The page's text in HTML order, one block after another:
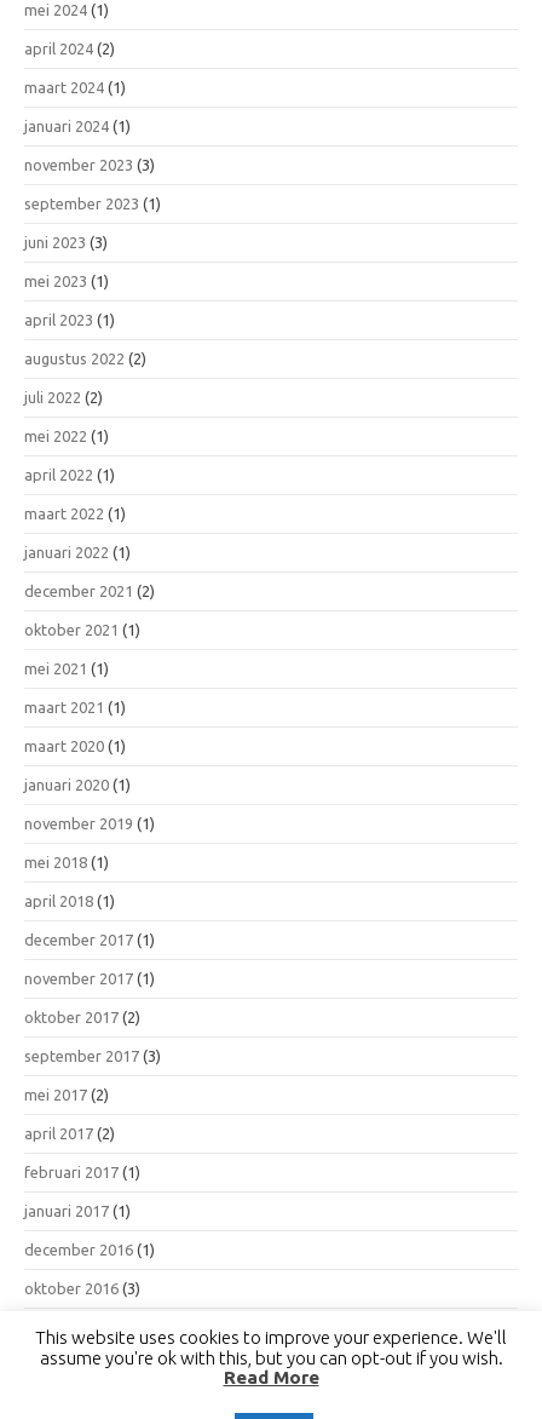
mei 2024 (1)
april 2024 (2)
maart 2024 (1)
januari 2024 (1)
november 2023 (3)
september 2023 (1)
juni 2023 (3)
mei 2023 (1)
april 2023 (1)
augustus 2022 (2)
juli 2022 (2)
mei 2022 (1)
april 2022 (1)
maart 2022 (1)
januari 2022 (1)
december 2021 (2)
oktober 2021 (1)
mei 2021 (1)
maart 2021 (1)
maart 2020 (1)
januari 2020 (1)
november 2019 (1)
mei 2018 (1)
april 2018 (1)
december 2017 (1)
november 2017 (1)
oktober 2017 (2)
september 2017 (3)
mei 2017 (2)
april 2017 (2)
februari 2017 (1)
januari 2017 (1)
december 2016 (1)
oktober 2016 (3)
september 2016
april 2000(1)
This website uses cookies to improve your experience. We'll
assume you're ok with this, but you can opt-out if you wish.
Read More